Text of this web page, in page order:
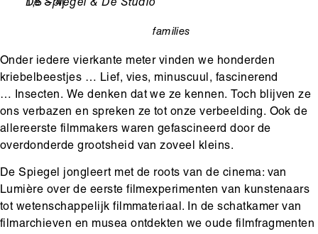
Leeftijd
1,5 – 4j
Ondertitel
De Spiegel & De Studio
families
Onder iedere vierkante meter vinden we honderden
kriebelbeestjes … Lief, vies, minuscuul, fascinerend
… Insecten. We denken dat we ze kennen. Toch blijven ze
ons verbazen en spreken ze tot onze verbeelding. Ook de
allereerste filmmakers waren gefascineerd door de
overdonderde grootsheid van zoveel kleins.
De Spiegel jongleert met de roots van de cinema: van
Lumière over de eerste filmexperimenten van kunstenaars
tot wetenschappelijk filmmateriaal. In de schatkamer van
filmarchieven en musea ontdekten we oude filmfragmenten